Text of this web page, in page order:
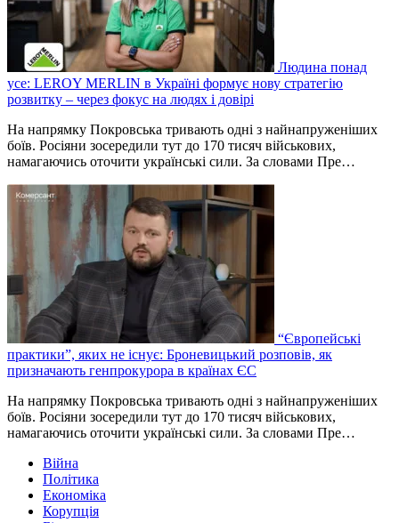
Людина понад
усе: LEROY MERLIN в Україні формує нову стратегію
розвитку – через фокус на людях і довірі
На напрямку Покровська тривають одні з найнапруженіших
боїв. Росіяни зосередили тут до 170 тисяч військових,
намагаючись оточити українські сили. За словами Пре…
“Європейські
практики”, яких не існує: Броневицький розповів, як
призначають генпрокурора в країнах ЄС
На напрямку Покровська тривають одні з найнапруженіших
боїв. Росіяни зосередили тут до 170 тисяч військових,
намагаючись оточити українські сили. За словами Пре…
Війна
Політика
Економіка
Корупція